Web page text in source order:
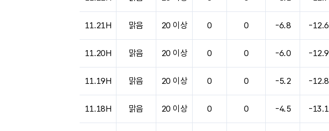
11.21H 맑음 20 이상 0 0 -6.8 -12.6
11.20H 맑음 20 이상 0 0 -6.0 -12.9
11.19H 맑음 20 이상 0 0 -5.2 -12.8
11.18H 맑음 20 이상 0 0 -4.5 -13.1